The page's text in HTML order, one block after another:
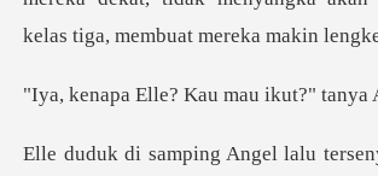
le? Kau mau iku